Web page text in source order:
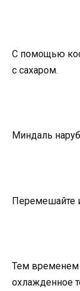
С помощью
с сахаром.
Миндаль
Перемешайте
Тем временем
охлажденное